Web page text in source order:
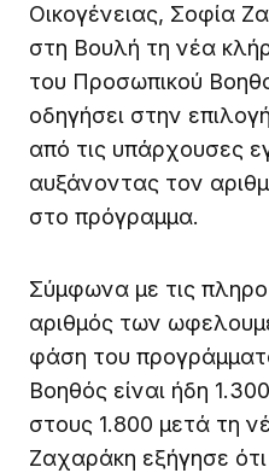
Οικογένειας, Σοφία
στη Βουλή τη νέα
του Προσωπικού
οδηγήσει στην
από τις υπάρχουσες
αυξάνοντας τον
στο πρόγραμμα.
Σύμφωνα με τις
αριθμός των
φάση του
Βοηθός είναι ήδη
στους 1.800 μετά τη
Ζαχαράκη εξήγησε